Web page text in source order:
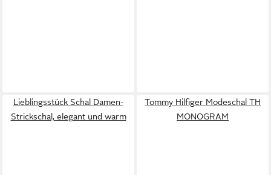
Lieblingsstück Schal Damen-
Strickschal, elegant und warm
Tommy Hilfiger Modeschal TH
MONOGRAM